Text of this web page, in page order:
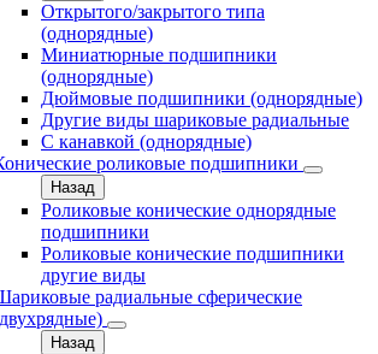
Открытого/закрытого типа
(однорядные)
Миниатюрные подшипники
(однорядные)
Дюймовые подшипники (однорядные)
Другие виды шариковые радиальные
С канавкой (однорядные)
роликовые подшипники
Назад
Роликовые конические однорядные
подшипники
Роликовые конические подшипники
другие виды
радиальные сферические
Назад